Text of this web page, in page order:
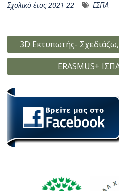
Σχολικό έτος 2021-22
ΕΣΠΑ
Πλοήγηση
άρθρων
3D Εκτυπωτής-
ERASMUS+